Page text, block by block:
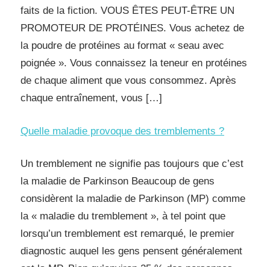
faits de la fiction. VOUS ÊTES PEUT-ÊTRE UN
PROMOTEUR DE PROTÉINES. Vous achetez de
la poudre de protéines au format « seau avec
poignée ». Vous connaissez la teneur en protéines
de chaque aliment que vous consommez. Après
chaque entraînement, vous […]
Quelle maladie provoque des tremblements ?
Un tremblement ne signifie pas toujours que c’est
la maladie de Parkinson Beaucoup de gens
considèrent la maladie de Parkinson (MP) comme
la « maladie du tremblement », à tel point que
lorsqu’un tremblement est remarqué, le premier
diagnostic auquel les gens pensent généralement